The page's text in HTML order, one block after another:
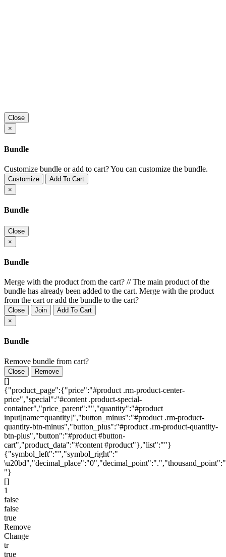
Close
×
Bundle
Customize bundle or add to cart?You can customize the bundle.
Customize
Add To Cart
×
Bundle
Close
×
Bundle
Merge with the product from the cart? //The main product of the
bundle has already been added to the cart. Merge with the product
from the cart or add the bundle to the cart?
Close Join
Add To Cart
×
Bundle
Remove bundle from cart?
Close Remove
[]
{"product_page":{"price":"#product .rm-product-center-
price","special":"#content .product-special-
container","price_parent":"","quantity":"#product
input[name=quantity]","button_minus":"#product .rm-product-
quantity-btn-minus","button_plus":"#product .rm-product-quantity-
btn-plus","button":"#product #button-
cart","product_data":"#content #product"},"list":""}
{"symbol_left":"","symbol_right":"
\u20bd","decimal_place":"0","decimal_point":".","thousand_point":"
"}
[]
1
false
false
true
Remove
Change
tr
true